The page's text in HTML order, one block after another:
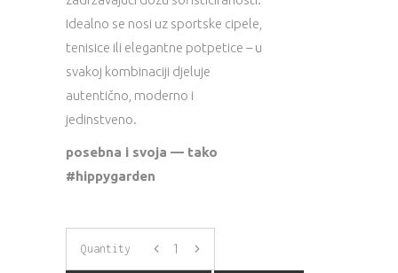
Idealno se nosi uz sportske cipele,
tenisice ili elegantne potpetice – u
svakoj kombinaciji djeluje
autentično, moderno i
jedinstveno.
posebna i svoja — tako
#hippygarden
Quantity